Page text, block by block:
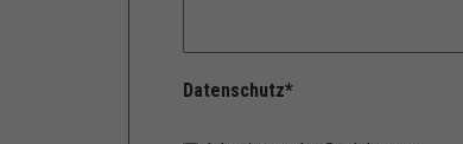
Datenschutz*